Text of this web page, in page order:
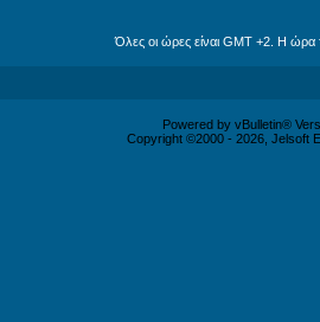
Όλες οι ώρες είναι GMT +2. Η ώρα
Powered by vBulletin®
Copyright ©2000 - 2026, Jelsoft